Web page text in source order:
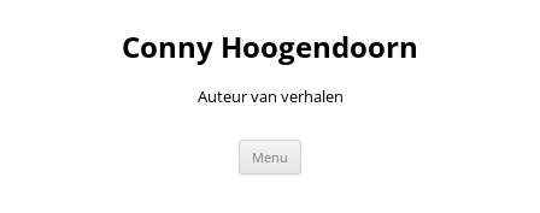
Conny Hoogendoorn
Auteur van verhalen
Menu